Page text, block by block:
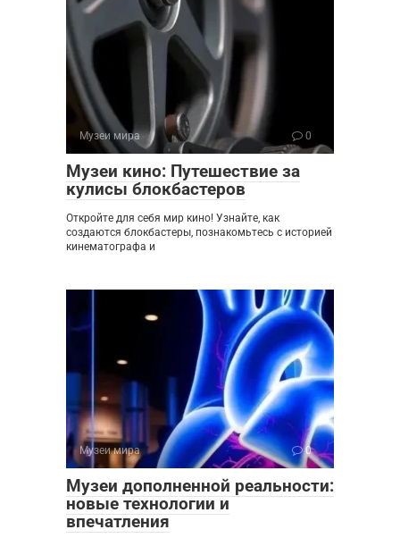
Музеи мира 0
Музеи кино: Путешествие за
кулисы блокбастеров
Откройте для себя мир кино! Узнайте, как
создаются блокбастеры, познакомьтесь с историей
кинематографа и
Музеи мира 0
Музеи дополненной реальности:
новые технологии и
впечатления